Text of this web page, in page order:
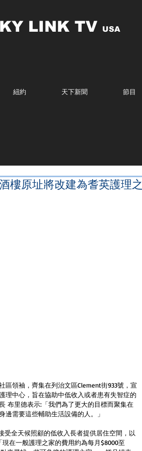
LINK TV USA
紐約 天下新聞 節目
樓原址將改建為耆英護理之
領袖，齊集在列治文區Clement街933號，宣
理中心，旨在協助中低收入或者患有失智症的
布里德表示:「我們為了更大的目標而聚集在
需要這些輔助生活設備的人。」
受全天候照顧的低收入長者提供居住空間，以
在一般護理之家的費用約為每月$8000至